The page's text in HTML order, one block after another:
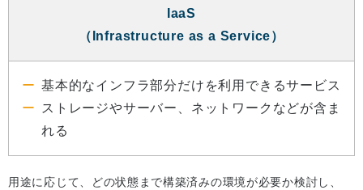
IaaS
（Infrastructure as a Service）
基本的なインフラ部分だけを利用できるサービス
ストレージやサーバー、ネットワークなどが含ま
れる
用途に応じて、どの状態まで構築済みの環境が必要か検討し、